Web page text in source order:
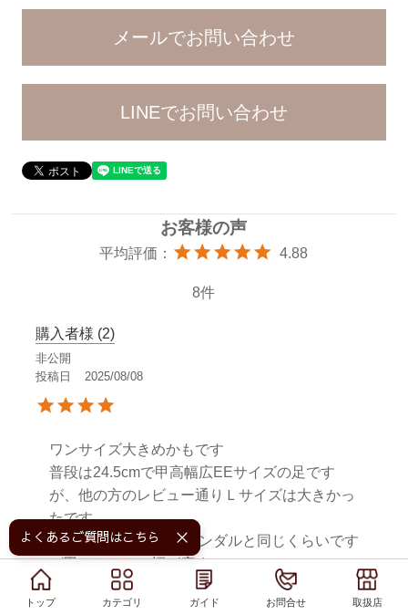
トップ カテゴリ ガイド お問合せ 取扱店
LINEでお問い合わせ
4.88
8
購入者様 2
非公開
投稿日
2025/08/08
ワンサイズ大きめかもです
普段は24.5cmで甲高幅広EEサイズの足です
が、他の方のレビュー通りＬサイズは大きかっ
たです。
長さは24.5cmの他のサンダルと同じくらいです
が甲とかかとの幅が広く
素材も柔らかいので、だいぶゆとりがありま
す。（素足ならМサイズでよい感じです）
トップ カテゴリ ガイド お問合せ 取扱店
よくあるご質問はこちら！